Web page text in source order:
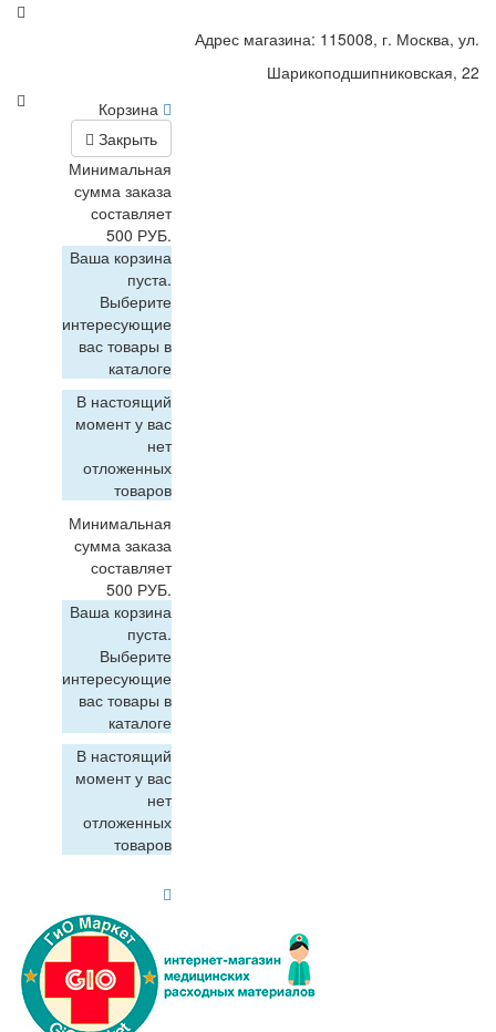
Адрес магазина: 115008, г. Москва, ул.
Шарикоподшипниковская, 22
Корзина
Закрыть
Минимальная
сумма заказа
составляет
500 РУБ.
Ваша корзина
пуста.
Выберите
интересующие
вас товары в
каталоге
В настоящий
момент у вас
нет
отложенных
товаров
Минимальная
сумма заказа
составляет
500 РУБ.
Ваша корзина
пуста.
Выберите
интересующие
вас товары в
каталоге
В настоящий
момент у вас
нет
отложенных
товаров